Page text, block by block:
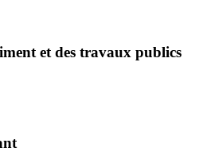
et des travaux publics